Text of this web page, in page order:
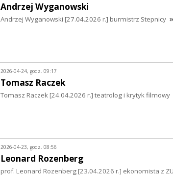
Andrzej Wyganowski
Andrzej Wyganowski [27.04.2026 r.] burmistrz Stepnicy
2026-04-24, godz. 09:17
Tomasz Raczek
Tomasz Raczek [24.04.2026 r.] teatrolog i krytyk filmowy
2026-04-23, godz. 08:56
Leonard Rozenberg
prof. Leonard Rozenberg [23.04.2026 r.] ekonomista z